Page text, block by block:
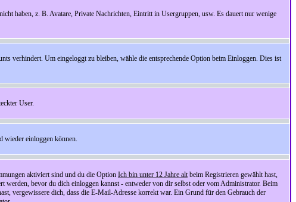
haben, z. B. Avatare, Private Nachrichten, Eintritt in Usergruppen, usw. Es dauert nur wenige
verhindert. Um eingeloggt zu bleiben, wähle die entsprechende Option beim Einloggen. Dies ist
User.
wieder einloggen können.
aktiviert sind und du die Option Ich bin unter 12 Jahre altbeim Registrieren gewählt hast,
bevor du dich einloggen kannst - entweder von dir selbst oder vom Administrator. Beim
vergewissere dich, dass die E-Mail-Adresse korrekt war. Ein Grund für den Gebrauch der